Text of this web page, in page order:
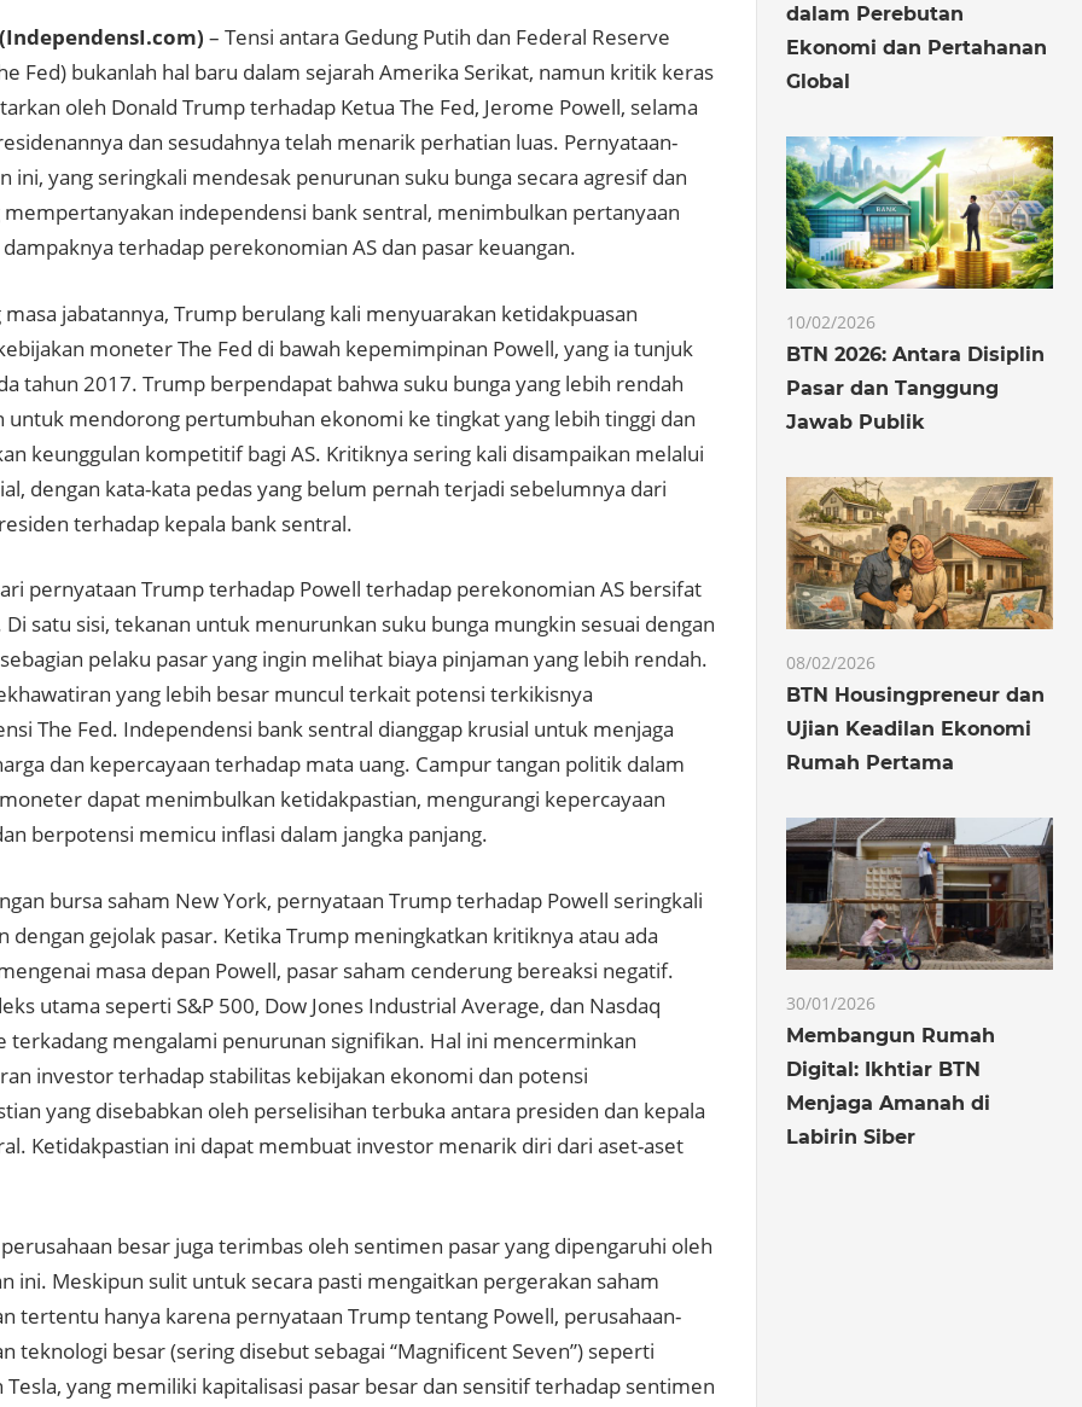
(IndependensI.com) – Tensi antara Gedung Putih dan Federal Reserve
Fed) bukanlah hal baru dalam sejarah Amerika Serikat, namun kritik keras
oleh Donald Trump terhadap Ketua The Fed, Jerome Powell, selama
dan sesudahnya telah menarik perhatian luas. Pernyataan-
ini, yang seringkali mendesak penurunan suku bunga secara agresif dan
independensi bank sentral, menimbulkan pertanyaan
terhadap perekonomian AS dan pasar keuangan.
masa jabatannya, Trump berulang kali menyuarakan ketidakpuasan
moneter The Fed di bawah kepemimpinan Powell, yang ia tunjuk
tahun 2017. Trump berpendapat bahwa suku bunga yang lebih rendah
untuk mendorong pertumbuhan ekonomi ke tingkat yang lebih tinggi dan
keunggulan kompetitif bagi AS. Kritiknya sering kali disampaikan melalui
dengan kata-kata pedas yang belum pernah terjadi sebelumnya dari
terhadap kepala bank sentral.
pernyataan Trump terhadap Powell terhadap perekonomian AS bersifat
satu sisi, tekanan untuk menurunkan suku bunga mungkin sesuai dengan
pelaku pasar yang ingin melihat biaya pinjaman yang lebih rendah.
yang lebih besar muncul terkait potensi terkikisnya
The Fed. Independensi bank sentral dianggap krusial untuk menjaga
dan kepercayaan terhadap mata uang. Campur tangan politik dalam
dapat menimbulkan ketidakpastian, mengurangi kepercayaan
berpotensi memicu inflasi dalam jangka panjang.
bursa saham New York, pernyataan Trump terhadap Powell seringkali
dengan gejolak pasar. Ketika Trump meningkatkan kritiknya atau ada
masa depan Powell, pasar saham cenderung bereaksi negatif.
utama seperti S&P 500, Dow Jones Industrial Average, dan Nasdaq
terkadang mengalami penurunan signifikan. Hal ini mencerminkan
investor terhadap stabilitas kebijakan ekonomi dan potensi
yang disebabkan oleh perselisihan terbuka antara presiden dan kepala
Ketidakpastian ini dapat membuat investor menarik diri dari aset-aset
besar juga terimbas oleh sentimen pasar yang dipengaruhi oleh
ini. Meskipun sulit untuk secara pasti mengaitkan pergerakan saham
tertentu hanya karena pernyataan Trump tentang Powell, perusahaan-
teknologi besar (sering disebut sebagai “Magnificent Seven”) seperti
Tesla, yang memiliki kapitalisasi pasar besar dan sensitif terhadap sentimen
dalam Perebutan
Ekonomi dan Pertahanan
Global
10/02/2026
BTN 2026: Antara Disiplin
Pasar dan Tanggung
Jawab Publik
08/02/2026
BTN Housingpreneur dan
Ujian Keadilan Ekonomi
Rumah Pertama
30/01/2026
Membangun Rumah
Digital: Ikhtiar BTN
Menjaga Amanah di
Labirin Siber